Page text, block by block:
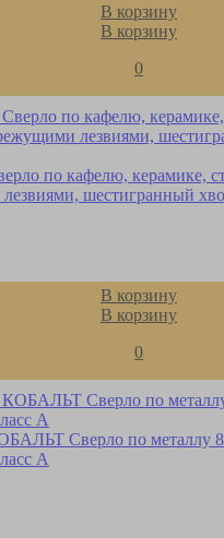
В корзину
В корзину
0
по кафелю, керамике,
шестигранный
В корзину
В корзину
0
Сверло по металлу
А